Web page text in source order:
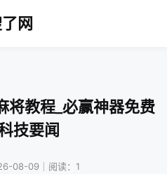
网
将教程_必赢神器免费
技要闻
08-09｜阅读：1